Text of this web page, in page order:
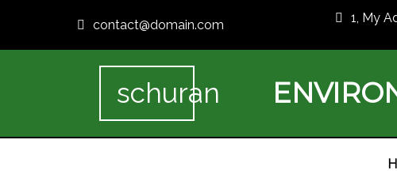
contact@domain.com 1, My
schuran